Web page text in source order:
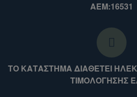
ΑΕΜ:16531
ΤΟ ΚΑΤΑΣΤΗΜΑ ΔΙΑΘΕΤΕΙ
ΤΙΜΟΛΟΓΗΣΗΣ